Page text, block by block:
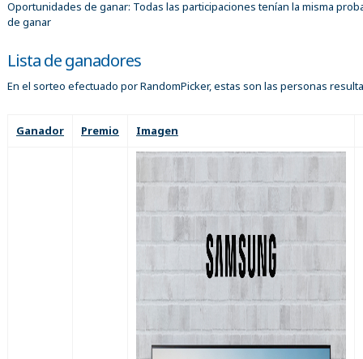
Oportunidades de ganar: Todas las participaciones tenían la misma
de ganar
Lista de ganadores
En el sorteo efectuado por RandomPicker, estas son las personas
Ganador Premio Imagen